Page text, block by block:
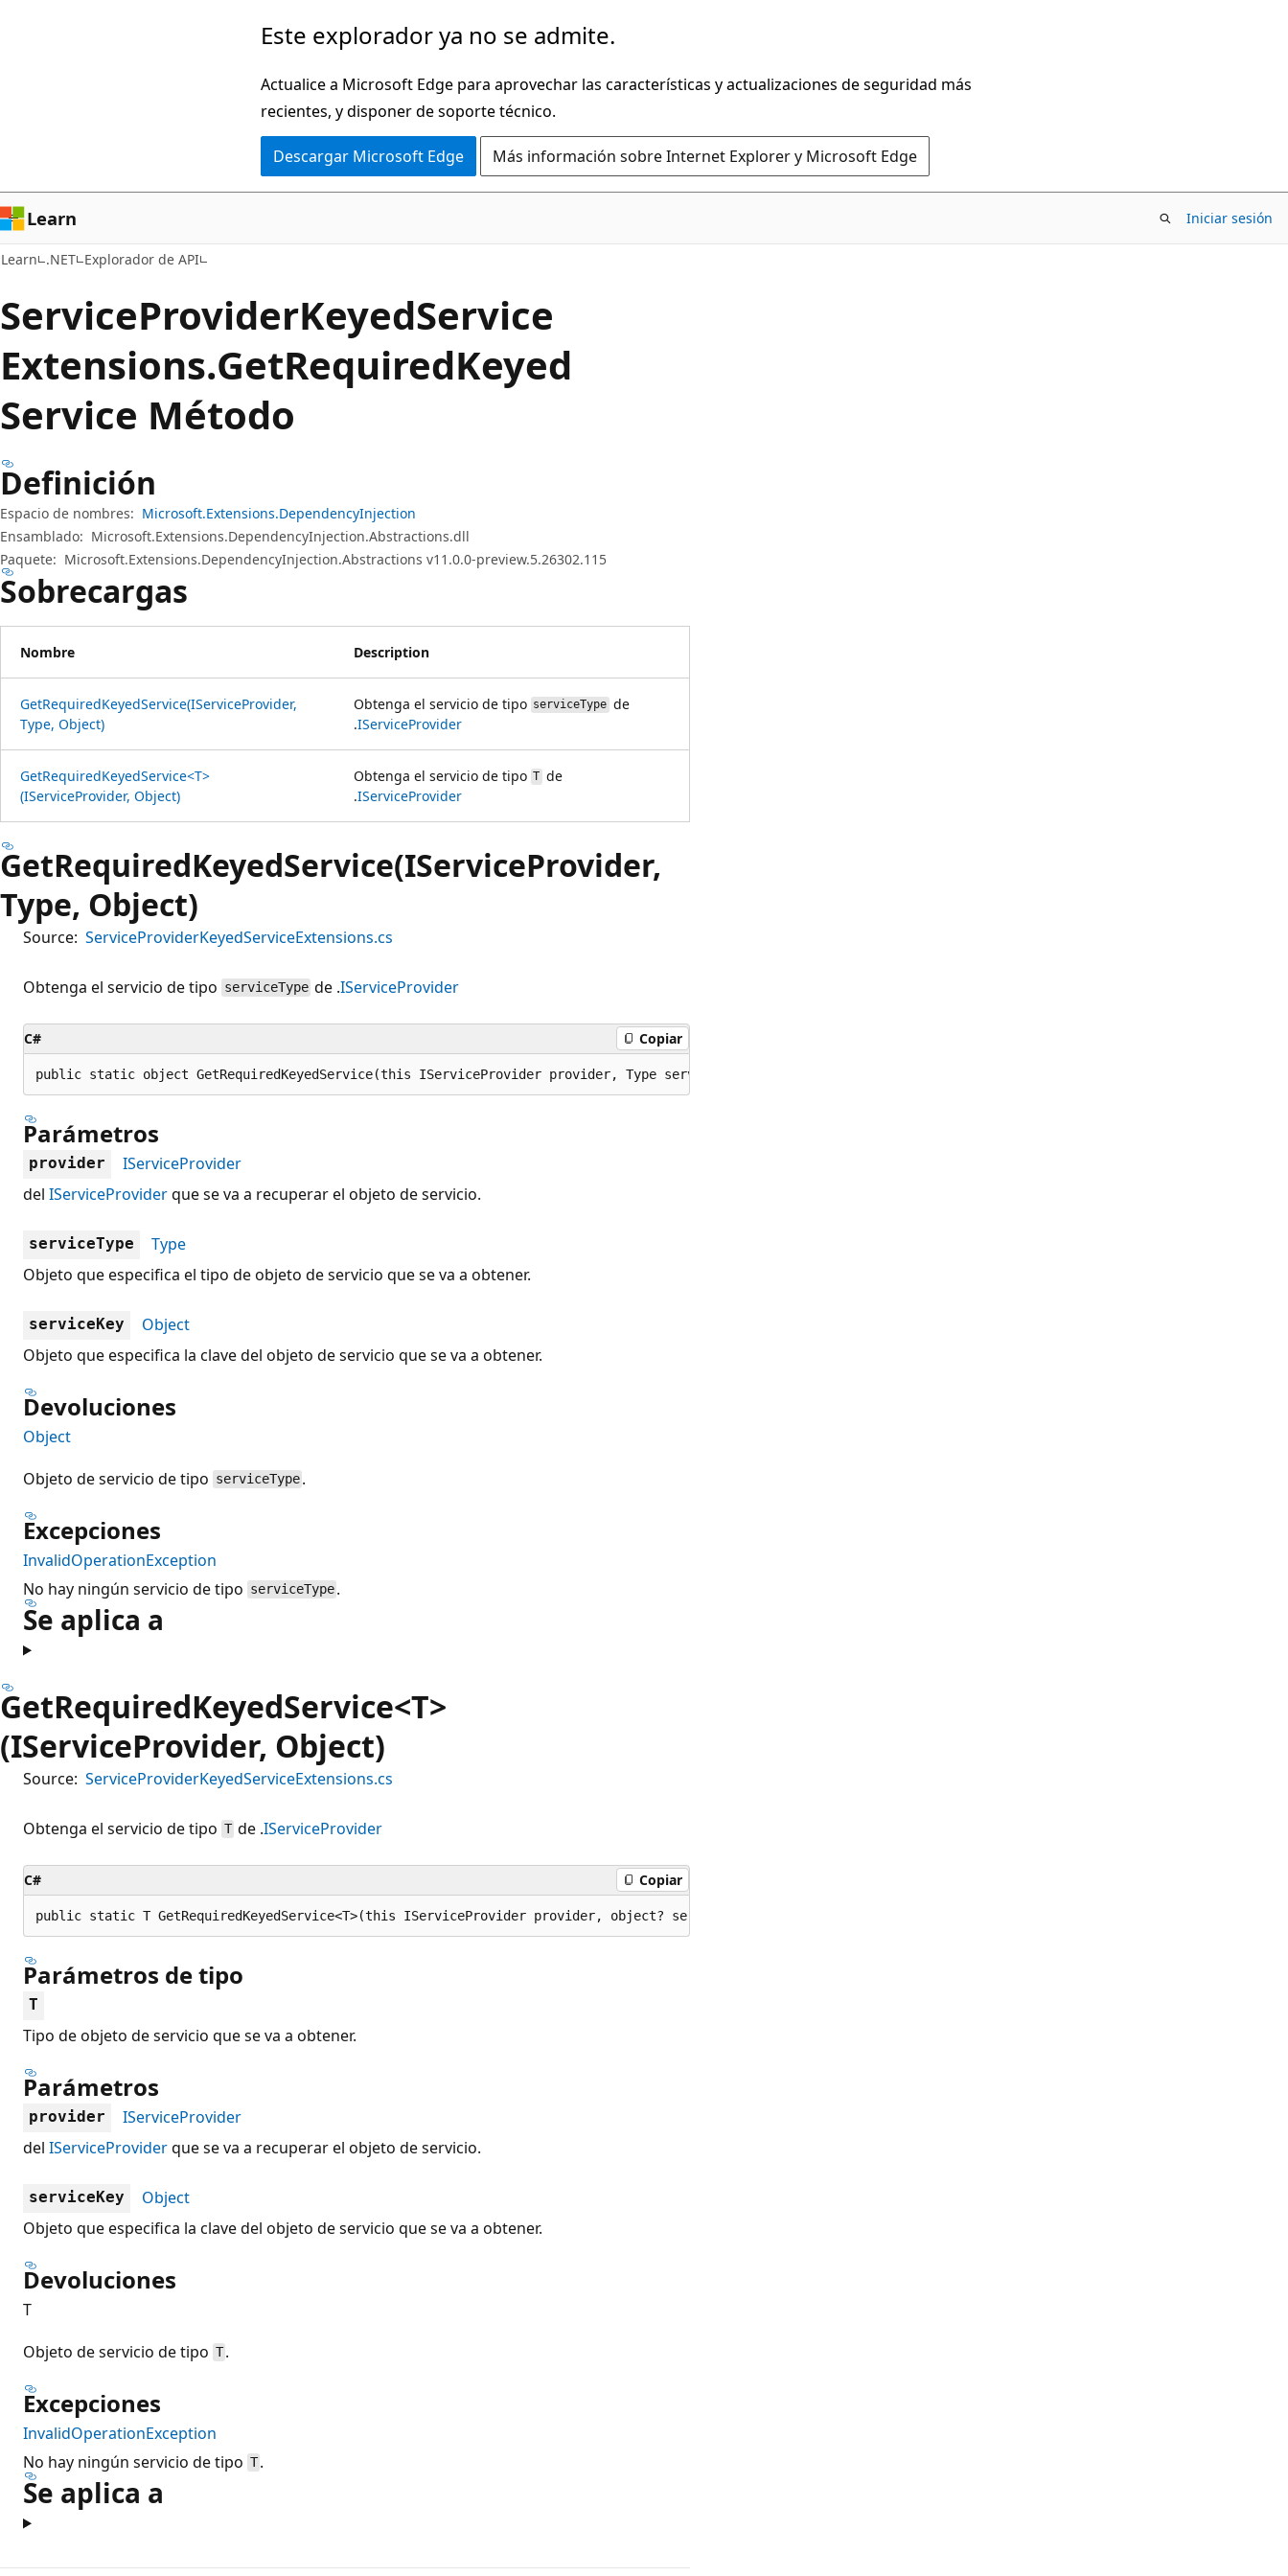
página
Este explorador ya no se admite.
Actualice a Microsoft Edge para aprovechar las características y actualizaciones de seguridad más
recientes, y disponer de soporte técnico.
Descargar Microsoft Edge Más información sobre Internet Explorer y Microsoft Edge
Learn Iniciar sesión
Learn .NET Explorador de API
ServiceProviderKeyedService
Extensions.GetRequiredKeyed
Service Método
Definición
Espacio de nombres: Microsoft.Extensions.DependencyInjection
Ensamblado: Microsoft.Extensions.DependencyInjection.Abstractions.dll
Paquete: Microsoft.Extensions.DependencyInjection.Abstractions v11.0.0-preview.5.26302.115
Sobrecargas
Nombre Description
GetRequiredKeyedService(IServiceProvider,
Type, Object)
Obtenga el servicio de tipo serviceType de
.IServiceProvider
GetRequiredKeyedService<T>
(IServiceProvider, Object)
Obtenga el servicio de tipo Tde
.IServiceProvider
GetRequiredKeyedService(IServiceProvider,
Type, Object)
Source: ServiceProviderKeyedServiceExtensions.cs
Obtenga el servicio de tipo serviceType de .IServiceProvider
C# Copiar
public static object GetRequiredKeyedService(this IServiceProvider provider, Type serviceType, object? serviceKey);
Parámetros
provider
IServiceProvider
del IServiceProviderque se va a recuperar el objeto de servicio.
serviceType
Type
Objeto que especifica el tipo de objeto de servicio que se va a obtener.
serviceKey
Object
Objeto que especifica la clave del objeto de servicio que se va a obtener.
Devoluciones
Object
Objeto de servicio de tipo serviceType .
Excepciones
InvalidOperationException
No hay ningún servicio de tipo serviceType .
Se aplica a
GetRequiredKeyedService<T>
(IServiceProvider, Object)
Source: ServiceProviderKeyedServiceExtensions.cs
Obtenga el servicio de tipo T de .IServiceProvider
C# Copiar
public static T GetRequiredKeyedService<T>(this IServiceProvider provider, object? serviceKey);
Parámetros de tipo
T
Tipo de objeto de servicio que se va a obtener.
Parámetros
provider
IServiceProvider
del IServiceProviderque se va a recuperar el objeto de servicio.
serviceKey
Object
Objeto que especifica la clave del objeto de servicio que se va a obtener.
Devoluciones
T
Objeto de servicio de tipo T .
Excepciones
InvalidOperationException
No hay ningún servicio de tipo T .
Se aplica a